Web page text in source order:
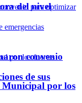
convenio
de sus
del nivel
Municipal por los